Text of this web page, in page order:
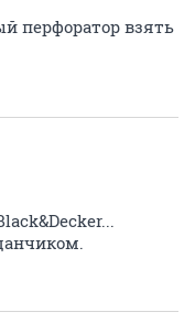
перфоратор взять